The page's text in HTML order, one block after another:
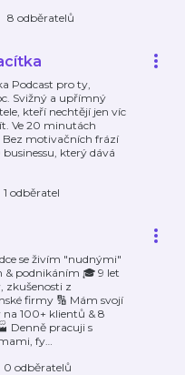
8 odběratelů
Podcast pro ty,
Svižný a upřímný
kteří nechtějí jen víc
Ve 20 minutách
Bez motivačních frází
který dává
1 odběratel
se živím "nudnými"
podnikáním 🎓 9 let
zkušenosti z
firmy 🔢 Mám svojí
100+ klientů & 8
Denně pracuji s
fy…
0 odběratelů